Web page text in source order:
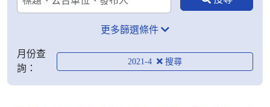
更多篩選條件
月份查
詢：
2021-4